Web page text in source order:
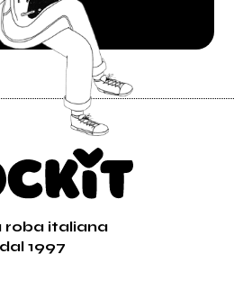
roba italiana
dal 1997